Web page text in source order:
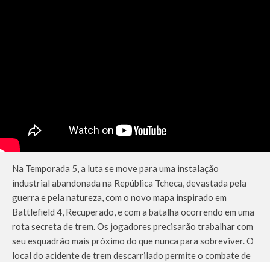
Na Temporada 5, a luta se move para uma instalação
industrial abandonada na República Tcheca, devastada pela
guerra e pela natureza, com o novo mapa inspirado em
Battlefield 4, Recuperado, e com a batalha ocorrendo em uma
rota secreta de trem. Os jogadores precisarão trabalhar com
seu esquadrão mais próximo do que nunca para sobreviver. O
local do acidente de trem descarrilado permite o combate de